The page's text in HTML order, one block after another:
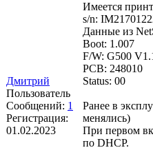
Дмитрий
Пользователь
Сообщений: 1
Регистрация:
01.02.2023
Имеется
s/n:
Данные из
Boot: 1.007
F/W: G500
PCB: 248010
Status: 00
Ранее в
менялись)
При первом
по DHCP.